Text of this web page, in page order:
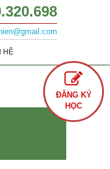
ĐĂNG KÝ
HỌC
HỆ